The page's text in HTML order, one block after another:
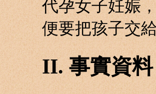
代孕女子妊娠
便要把孩子交
II. 事實資料